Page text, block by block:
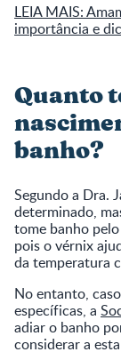
LEIA MAIS:
importância e
Quanto
banho?
Segundo a Dra.
determinado,
tome banho
pois o vérnix
da temperatura
No entanto,
específicas, a
adiar o banho
considerar a